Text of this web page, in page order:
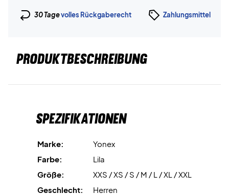
30 Tagevolles Rückgaberecht Zahlungsmittel
PRODUKTBESCHREIBUNG
Spezifikationen
Marke:
Yonex
Farbe:
Lila
Größe:
XXS / XS / S / M / L / XL / XXL
Geschlecht:
Herren